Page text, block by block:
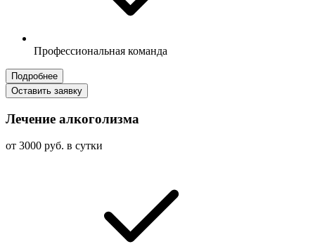
Профессиональная команда
Подробнее
Оставить заявку
Лечение алкоголизма
от 3000 руб. в сутки